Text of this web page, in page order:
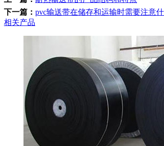
下一篇： pvc输送带在储存和运输时需要注意
相关产品